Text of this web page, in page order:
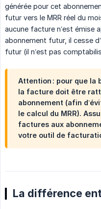
générée pour cet
futur vers le MRR réel du
aucune facture n’est émise
abonnement futur, il cesse
futur (il n’est pas
Attention : pour que la
la facture doit être
abonnement (afin
le calcul du MRR).
factures aux
votre outil de
La différence